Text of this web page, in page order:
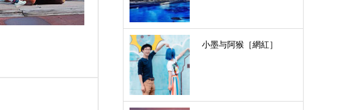
小墨与阿猴［網紅］